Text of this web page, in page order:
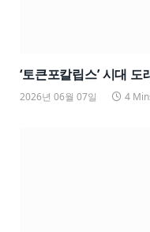
‘토큰포칼립스’ 시대
2026년 06월 07일 4